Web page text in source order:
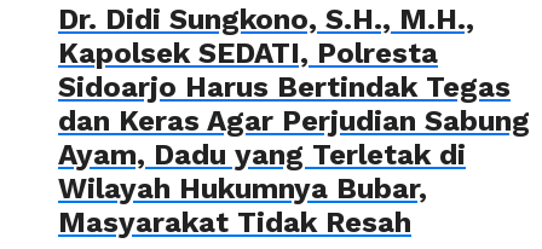
Dr. Didi Sungkono, S.H., M.H.,
Kapolsek SEDATI, Polresta
Sidoarjo Harus Bertindak Tegas
dan Keras Agar Perjudian Sabung
Ayam, Dadu yang Terletak di
Wilayah Hukumnya Bubar,
Masyarakat Tidak Resah